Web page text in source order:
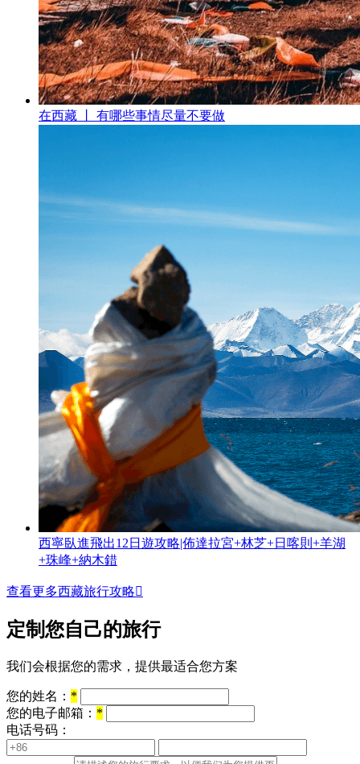
在西藏 丨 有哪些事情尽量不要做
西寧臥進飛出12日遊攻略|佈達拉宮+林芝+日喀則+羊湖
+珠峰+納木錯
查看更多西藏旅行攻略
定制您自己的旅行
我们会根据您的需求，提供最适合您方案
您的姓名： *
您的电子邮箱： *
电话号码：